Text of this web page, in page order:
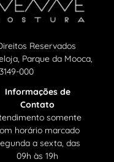
Reservados
Parque da Mooca,
000
Informações de
Contato
somente
horário marcado
a sexta, das
09h às 19h